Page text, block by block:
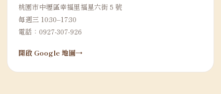
桃園市中壢區幸福里福星六街 5 號
每週三 10:30–17:30
電話：0927-307-926
開啟 Google 地圖